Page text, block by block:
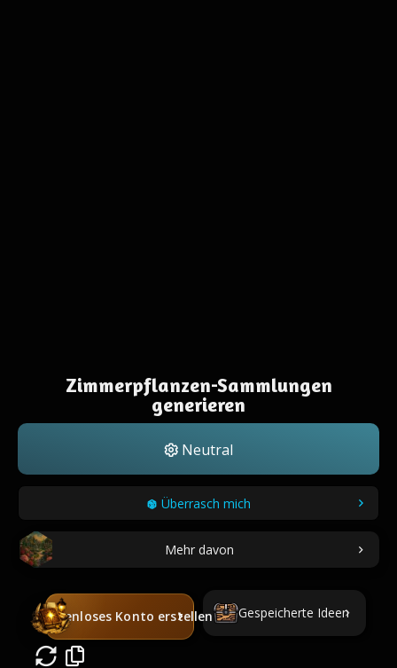
Zimmerpflanzen-Sammlungen
generieren
Neutral
Überrasch mich
Mehr davon
Kostenloses Konto erstellen Gespeicherte Ideen